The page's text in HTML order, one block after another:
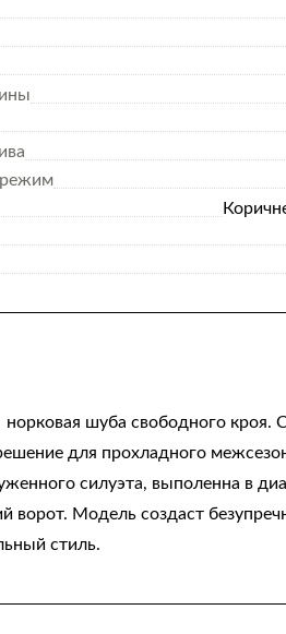
шуба свободного кроя.
для прохладного
силуэта, выполенна в
ворот. Модель создаст
стиль.